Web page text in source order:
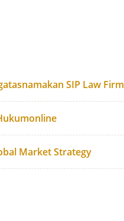
SIP Law Firm
Market Strategy